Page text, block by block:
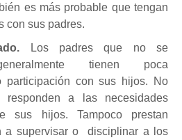
es más probable que tengan
con sus padres.
Los padres que no se
tienen poca
participación con sus hijos.
No
a las necesidades
sus hijos. Tampoco prestan
a supervisar o disciplinar a los